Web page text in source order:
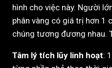
hình cho việc này. Người
phân vàng có giá trị hơn 1
chúng tương đương nhau.
Tâm lý tích lũy linh hoạt: